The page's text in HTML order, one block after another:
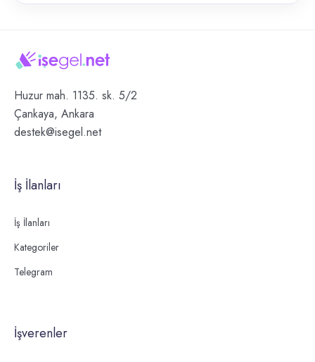
Huzur mah. 1135. sk. 5/2
Çankaya, Ankara
destek@isegel.net
İş İlanları
İş İlanları
Kategoriler
Telegram
İşverenler